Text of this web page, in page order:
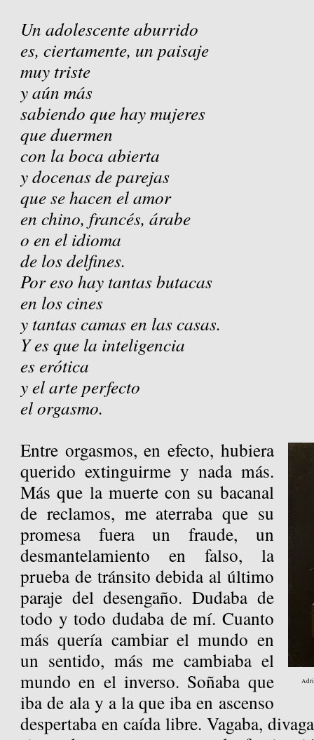
Un adolescente aburrido
es, ciertamente, un paisaje
muy triste
y aún más
sabiendo que hay mujeres
que duermen
con la boca abierta
y docenas de parejas
que se hacen el amor
en chino, francés, árabe
o en el idioma
de los delfines.
Por eso hay tantas butacas
en los cines
y tantas camas en las casas.
Y es que la inteligencia
es erótica
y el arte perfecto
el orgasmo.
Entre orgasmos, en efecto, hubiera
querido extinguirme y nada más.
Más que la muerte con su bacanal
de reclamos, me aterraba que su
promesa fuera un fraude, un
desmantelamiento en falso, la
prueba de tránsito debida al último
paraje del desengaño. Dudaba de
todo y todo dudaba de mí. Cuanto
más quería cambiar el mundo en
un sentido, más me cambiaba el
mundo en el inverso. Soñaba que
iba de ala y a la que iba en ascenso
despertaba en caída libre. Vagaba,